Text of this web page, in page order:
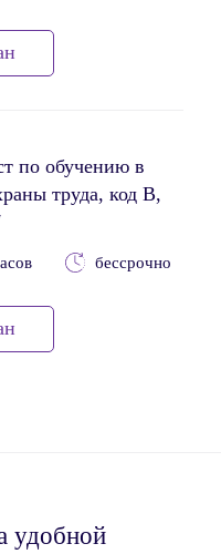
по обучению в
труда, код В,
бессрочно
удобной